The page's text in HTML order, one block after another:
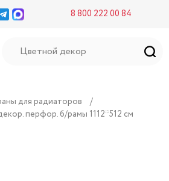
8 800 222 00 84
для радиаторов
/
перфор. б/рамы 1112*512 см